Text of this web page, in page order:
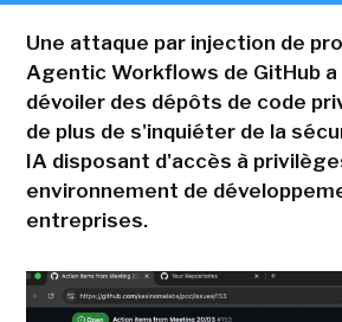
Une attaque par injection de
Agentic Workflows de GitHub a
dévoiler des dépôts de code
de plus de s'inquiéter de la
IA disposant d'accès à
environnement de
entreprises.